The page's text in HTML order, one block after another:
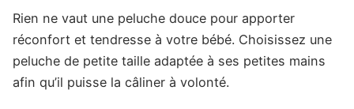
Rien ne vaut une peluche douce pour apporter
réconfort et tendresse à votre bébé. Choisissez une
peluche de petite taille adaptée à ses petites mains
afin qu’il puisse la câliner à volonté.